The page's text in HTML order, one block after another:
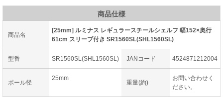
商品仕様
商品名
[25mm] ルミナス レギュラースチールシェルフ 幅152×奥行
61cm スリーブ付き SR1560SL(SHL1560SL)
型番 SR1560SL(SHL1560SL) JANコード 4524871212004
ポール径
25mm
重量(約)
お問い合わせく
ださい。